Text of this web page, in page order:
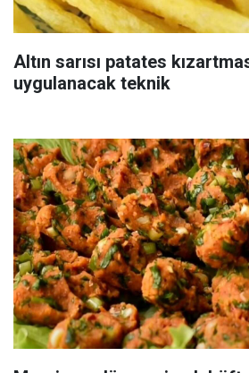
Altın sarısı patates
uygulanacak teknik